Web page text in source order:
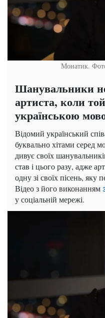
Монатик.
Шанувальники
артиста, коли
українською
Відомий український
буквально хітами серед
дивує своїх
став і цього разу, адже
одну зі своїх пісень,
Відео з його виконанням
у соціальній мережі.